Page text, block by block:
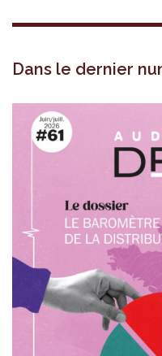
Dans le dernier